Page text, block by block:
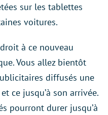
sur les tablettes
voitures.
à ce nouveau
Vous allez bientôt
diffusés une
ce jusqu’à son arrivée.
pourront durer jusqu’à